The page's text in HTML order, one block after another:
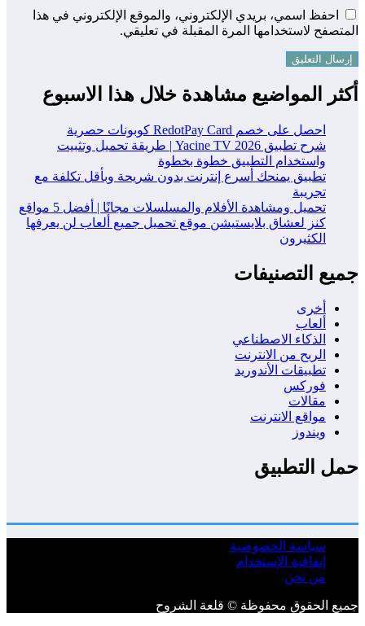
احفظ اسمي، بريدي الإلكتروني، والموقع الإلكتروني في هذا
المتصفح لاستخدامها المرة المقبلة في تعليقي.
أكثر المواضيع مشاهدة خلال هذا الاسبوع
احصل على خصم RedotPay Card كوبونات حصرية
شرح تطبيق Yacine TV 2026 | طريقة تحميل وتثبيت
واستخدام التطبيق خطوة بخطوة
تطبيق يمنحك أسرع إنترنت بدون شريحة وبأقل تكلفة مع
تجريبة
تحميل ومشاهدة الأفلام والمسلسلات مجانًا | أفضل 5 مواقع
كنز لعشاق بلايستيشن موقع تحميل جميع ألعاب لن يعرفها
الكثيرون
جميع التصنيفات
أخرى
ألعاب
الذكاء الاصطناعي
الربح من الانترنت
تطبيقات الأندوريد
فوركس
مقالات
مواقع الانترنت
ويندوز
حمل التطبيق
سياسة الخصوصية
إتفاقية الإستخدام
من نحن
جميع الحقوق محفوظة © قلعة الشروح